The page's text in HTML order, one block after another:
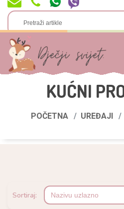
KUĆNI
POČETNA UREĐAJI
Sortiraj: